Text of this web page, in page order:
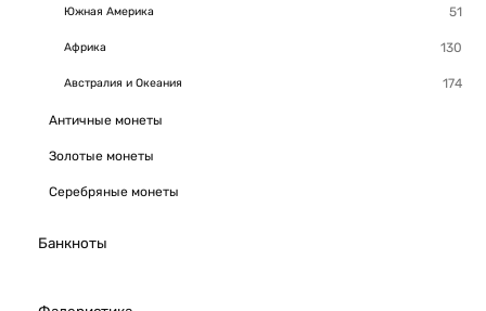
Южная Америка
Африка
Австралия и Океания
Античные монеты
Золотые монеты
Серебряные монеты
Банкноты